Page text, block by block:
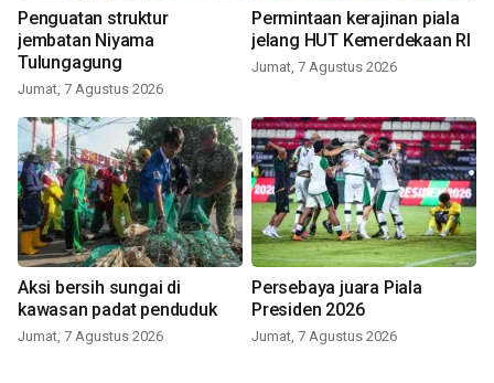
Penguatan struktur
jembatan Niyama
Tulungagung
Jumat, 7 Agustus 2026
Permintaan kerajinan piala
jelang HUT Kemerdekaan RI
Jumat, 7 Agustus 2026
Aksi bersih sungai di
kawasan padat penduduk
Jumat, 7 Agustus 2026
Persebaya juara Piala
Presiden 2026
Jumat, 7 Agustus 2026